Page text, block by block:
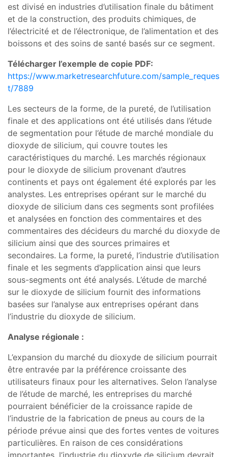
est divisé en industries d’utilisation finale du bâtiment
et de la construction, des produits chimiques, de
l’électricité et de l’électronique, de l’alimentation et des
boissons et des soins de santé basés sur ce segment.
Télécharger l’exemple de copie PDF:
https://www.marketresearchfuture.com/sample_reques
t/7889
Les secteurs de la forme, de la pureté, de l’utilisation
finale et des applications ont été utilisés dans l’étude
de segmentation pour l’étude de marché mondiale du
dioxyde de silicium, qui couvre toutes les
caractéristiques du marché. Les marchés régionaux
pour le dioxyde de silicium provenant d’autres
continents et pays ont également été explorés par les
analystes. Les entreprises opérant sur le marché du
dioxyde de silicium dans ces segments sont profilées
et analysées en fonction des commentaires et des
commentaires des décideurs du marché du dioxyde de
silicium ainsi que des sources primaires et
secondaires. La forme, la pureté, l’industrie d’utilisation
finale et les segments d’application ainsi que leurs
sous-segments ont été analysés. L’étude de marché
sur le dioxyde de silicium fournit des informations
basées sur l’analyse aux entreprises opérant dans
l’industrie du dioxyde de silicium.
Analyse régionale :
L’expansion du marché du dioxyde de silicium pourrait
être entravée par la préférence croissante des
utilisateurs finaux pour les alternatives. Selon l’analyse
de l’étude de marché, les entreprises du marché
pourraient bénéficier de la croissance rapide de
l’industrie de la fabrication de pneus au cours de la
période prévue ainsi que des fortes ventes de voitures
particulières. En raison de ces considérations
importantes, l’industrie du dioxyde de silicium devrait